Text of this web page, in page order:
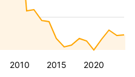
2010 2015 2020